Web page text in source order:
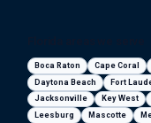
Boca Raton Cape Coral
Daytona Beach
Fort
Jacksonville
Key West
Leesburg
Mascotte